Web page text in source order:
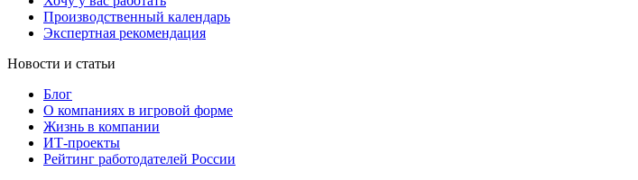
Производственный календарь
Экспертная рекомендация
Новости и статьи
Блог
О компаниях в игровой форме
Жизнь в компании
ИТ-проекты
Рейтинг работодателей России